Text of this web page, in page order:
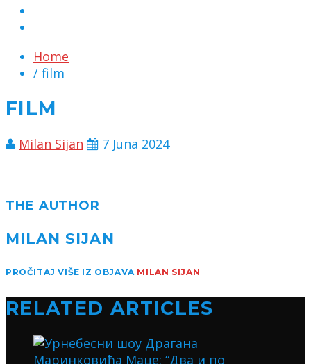
Home
/ film
FILM
Milan Sijan 7 Juna 2024
THE AUTHOR
MILAN SIJAN
PROČITAJ VIŠE IZ OBJAVA MILAN SIJAN
RELATED ARTICLES